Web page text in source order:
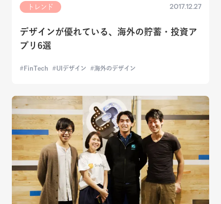
トレンド 2017.12.27
デザインが優れている、海外の貯蓄・投資ア
プリ6選
FinTech UIデザイン 海外のデザイン